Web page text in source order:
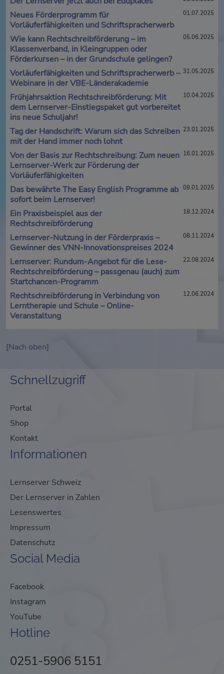
Neues Förderprogramm für
Vorläuferfähigkeiten und Schriftspracherwerb
01.07.2025
Wie kann Rechtschreibförderung – im
Klassenverband, in Kleingruppen oder
Förderkursen – in der Grundschule gelingen?
05.06.2025
Vorläuferfähigkeiten und Schriftspracherwerb –
Webinare in der VBE-Länderakademie
31.05.2025
Frühjahrsaktion Rechtschreibförderung: Mit
dem Lernserver-Einstiegspaket gut vorbereitet
ins neue Schuljahr!
10.04.2025
Tag der Handschrift: Warum sich das Schreiben
mit der Hand immer noch lohnt
23.01.2025
Von der Basis zur Rechtschreibung: Zum neuen
Lernserver-Werk zur Förderung der
Vorläuferfähigkeiten
16.01.2025
Das bewährte The Easy English Programme ab
sofort beim Lernserver!
09.01.2025
Ein Praxisbeispiel aus der
Rechtschreibförderung
18.12.2024
Lernserver-Nutzung in der Förderpraxis –
Gewinner des VNN-Innovationspreises 2024
08.11.2024
Lernserver: Rundum-Angebot für die Lese-
Rechtschreibförderung – passgenau (auch) zum
Startchancen-Programm
22.08.2024
Rechtschreibförderung in Verbindung von
Lerntherapie und Schule – Online-
Veranstaltung
12.06.2024
[Nach oben]
Schnellzugriff
Portal
Shop
Kontakt
Informationen
Lernserver Schweiz
Der Lernserver in Zahlen
Lesenswertes
Impressum
Datenschutz
Social Media
Facebook
Instagram
YouTube
Hotline
0251-5906 5151